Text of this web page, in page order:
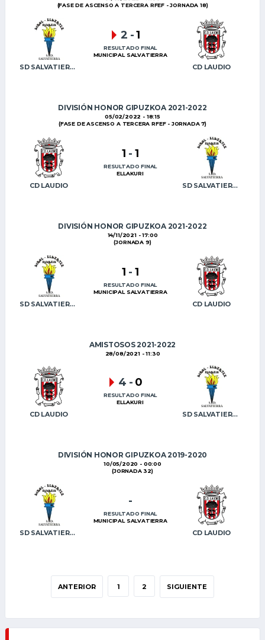
(FASE DE ASCENSO A TERCERA RFEF - JORNADA 18)
SD SALVATIERRA CD LAUDIO
2 -1
RESULTADO FINAL
MUNICIPAL SALVATIERRA
DIVISIÓN HONOR GIPUZKOA 2021-2022
05/02/2022 - 18:15
(FASE DE ASCENSO A TERCERA RFEF - JORNADA 7)
CD LAUDIO SD SALVATIERRA
1 - 1
RESULTADO FINAL
ELLAKURI
DIVISIÓN HONOR GIPUZKOA 2021-2022
14/11/2021 - 17:00
(JORNADA 9)
SD SALVATIERRA CD LAUDIO
1 - 1
RESULTADO FINAL
MUNICIPAL SALVATIERRA
AMISTOSOS 2021-2022
28/08/2021 - 11:30
CD LAUDIO SD SALVATIERRA
4 - 0
RESULTADO FINAL
ELLAKURI
DIVISIÓN HONOR GIPUZKOA 2019-2020
10/05/2020 - 00:00
(JORNADA 32)
SD SALVATIERRA CD LAUDIO
-
RESULTADO FINAL
MUNICIPAL SALVATIERRA
ANTERIOR 1 2 SIGUIENTE